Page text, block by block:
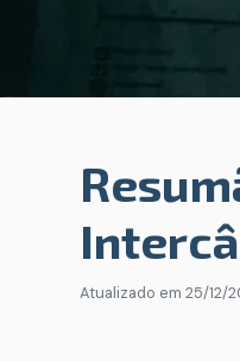
Atualizado em 25/12/